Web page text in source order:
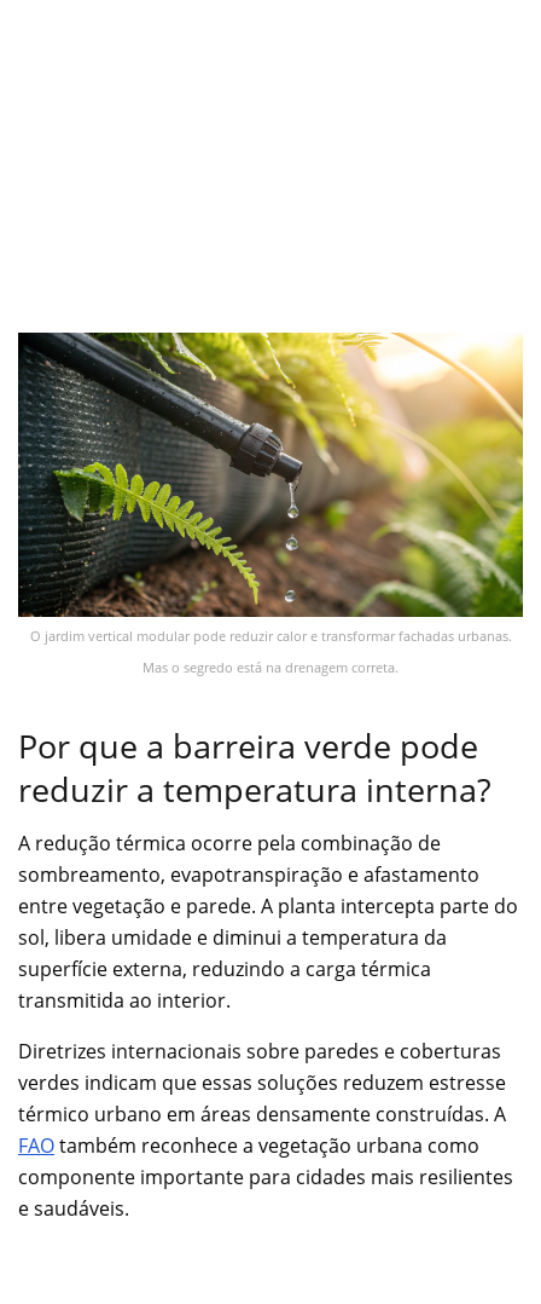
O jardim vertical modular pode reduzir calor e transformar fachadas urbanas.
Mas o segredo está na drenagem correta.
Por que a barreira verde pode
reduzir a temperatura interna?
A redução térmica ocorre pela combinação de
sombreamento, evapotranspiração e afastamento
entre vegetação e parede. A planta intercepta parte do
sol, libera umidade e diminui a temperatura da
superfície externa, reduzindo a carga térmica
transmitida ao interior.
Diretrizes internacionais sobre paredes e coberturas
verdes indicam que essas soluções reduzem estresse
térmico urbano em áreas densamente construídas. A
FAOtambém reconhece a vegetação urbana como
componente importante para cidades mais resilientes
e saudáveis.